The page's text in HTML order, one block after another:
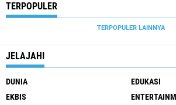
TERPOPULER
TERPOPULER LAINNYA
JELAJAHI
DUNIA
EDUKASI
EKBIS